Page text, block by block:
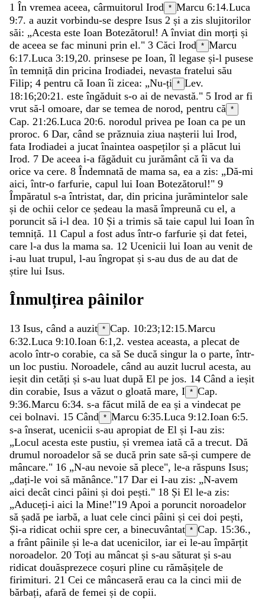
1 În vremea aceea, cârmuitorul Irod * Marcu 6:14.Luca
9:7. a auzit vorbindu-se despre Isus 2 și a zis slujitorilor
săi: „Acesta este Ioan Botezătorul! Aînviat din morți și
de aceea se fac minuni prin el." 3 Căci Irod * Marcu
6:17.Luca 3:19,20. prinsese pe Ioan,îl legase și-l pusese
în temniță din pricina Irodiadei, nevasta fratelui său
Filip; 4 pentru că Ioanîi zicea: „Nu-ți * Lev.
18:16;20:21 . esteîngăduit s-o ai de nevastă." 5 Irod ar fi
vrut să-l omoare, dar se temea de norod, pentru că *
Cap. 21:26.Luca 20:6. norodul privea pe Ioan ca pe un
proroc. 6 Dar, când se prăznuia ziua nașterii lui Irod,
fata Irodiadei a jucatînaintea oaspeților și a plăcut lui
Irod. 7 De aceea i-a făgăduit cu jurământ căîi va da
orice va cere. 8 Îndemnată de mama sa, ea a zis: „Dă-mi
aici,într-o farfurie, capul lui Ioan Botezătorul!" 9
Împăratul s-aîntristat, dar, din pricina jurămintelor sale
și de ochii celor ce ședeau la masăîmpreună cu el, a
poruncit să i-l dea. 10 Și a trimis să taie capul lui Ioanîn
temniță. 11 Capul a fost adusîntr-o farfurie și dat fetei,
care l-a dus la mama sa. 12 Ucenicii lui Ioan au venit de
i-au luat trupul, l-auîngropat și s-au dus de au dat de
știre lui Isus.
Înmulțirea pâinilor
13 Isus, când a auzit * Cap. 10:23;12:15.Marcu
6:32.Luca 9:10.Ioan 6:1 ,2. vestea aceasta, a plecat de
acoloîntr-o corabie, ca să Se ducă singur la o parte,într-
un loc pustiu. Noroadele, când au auzit lucrul acesta, au
ieșit din cetăți și s-au luat după El pe jos. 14 Când a ieșit
din corabie, Isus a văzut o gloată mare, I * Cap.
9:36.Marcu 6:34. s-a făcut milă de ea și a vindecat pe
cei bolnavi. 15 Când * Marcu 6:35.Luca 9:12.Ioan 6:5.
s-aînserat, ucenicii s-au apropiat de El și I-au zis:
„Locul acesta este pustiu, și vremea iată că a trecut. Dă
drumul noroadelor să se ducă prin sate să-și cumpere de
mâncare." 16 „N-au nevoie să plece", le-a răspuns Isus;
„dați-le voi să mănânce."17 Dar ei I-au zis: „N-avem
aici decât cinci pâini și doi pești." 18 Și El le-a zis:
„Aduceți-i aici la Mine!"19 Apoi a poruncit noroadelor
să șadă pe iarbă, a luat cele cinci pâini și cei doi pești,
Și-a ridicat ochii spre cer, a binecuvântat * Cap. 15:36.,
a frânt pâinile și le-a dat ucenicilor, iar ei le-auîmpărțit
noroadelor. 20 Toți au mâncat și s-au săturat și s-au
ridicat douăsprezece coșuri pline cu rămășițele de
firimituri. 21 Cei ce mâncaseră erau ca la cinci mii de
bărbați, afară de femei și de copii.